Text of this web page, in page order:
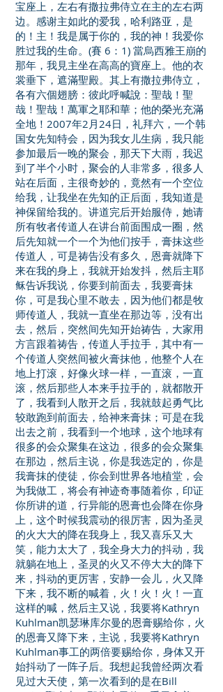
宝座上，左右有撒拉弗侍立在主的左右两
边。感谢主如此的爱我，哈利路亚，是
的！主！我是属于你的，我的神！我爱你
胜过我的生命。(賽 6：1) 當烏西雅王崩的
那年，我見主坐在高高的寶座上。他的衣
裳垂下，遮滿聖殿。其上有撒拉弗侍立，
各有六個翅膀：彼此呼喊說：聖哉！聖
哉！聖哉！萬軍之耶和華；他的榮光充滿
全地！2007年2月24日，礼拜六，一个韩
国女先知特会，因为我女儿生病，我只能
参加最后一晚的聚会，那天下大雨，我迟
到了半个小时，聚会的人非常多，很多人
站在后面，主很奇妙的，竟然有一个空位
给我，让我坐在先知的正后面，我知道是
神保留给我的。讲道完后开始服侍，她请
所有牧者传道人在讲台前面围成一圈，然
后先知就一个一个为他们按手，膏抹这些
传道人，可是祷告没有多久，恩膏就降下
来在我的身上，我就开始发抖，然后主耶
稣告诉我说，你要到前面去，我要膏抹
你，可是我心里不敢去，因为他们都是牧
师传道人，我就一直坐在那边等，没有出
去，然后，突然间先知开始祷告，大家用
方言跟着祷告，传道人手拉手，其中有一
个传道人突然间被火膏抹他，他整个人在
地上打滚，好像火球一样，一直滚，一直
滚，然后那些人本来手拉手的，就都散开
了，我看到人散开之后，我就鼓起勇气比
较敢跑到前面去，给神来膏抹；可是在我
出去之前，我看到一个地球，这个地球有
很多的会众聚集在这边，很多的会众聚集
在那边，然后主说，你是我选定的，你是
我膏抹的使徒，你会到世界各地植堂，会
为我做工，将会有神迹奇事随着你，印证
你所讲的道，行异能的恩膏也会降在你身
上，这个时候我震动的很厉害，因为圣灵
的火大大的降在我身上，我又喜乐又大
笑，能力太大了，我全身大力的抖动，我
就躺在地上，圣灵的火又不停大大的降下
来，抖动的更厉害，安静一会儿，火又降
下来，我不断的喊着，火！火！火！一直
这样的喊，然后主又说，我要将Kathryn
Kuhlman凯瑟琳库尔曼的恩膏赐给你，火
的恩膏又降下来，主说，我要将Kathryn
Kuhlman事工的两倍要赐给你，身体又开
始抖动了一阵子后。我想起我曾经两次看
见过大天使，第一次看到的是在Bill